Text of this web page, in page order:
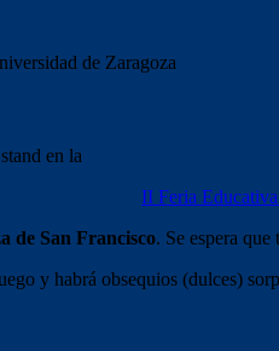
de Zaragoza
en la
II Feria
de San Francisco. Se espera que
y habrá obsequios (dulces)